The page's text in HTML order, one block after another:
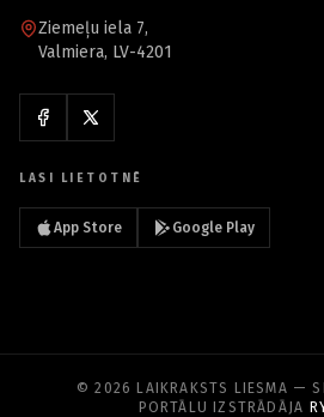
Ziemeļu iela 7,
Valmiera, LV-4201
LASI LIETOTNĒ
App Store Google Play
© 2026 LAIKRAKSTS LIESMA —
PORTĀLU IZSTRĀDĀJA